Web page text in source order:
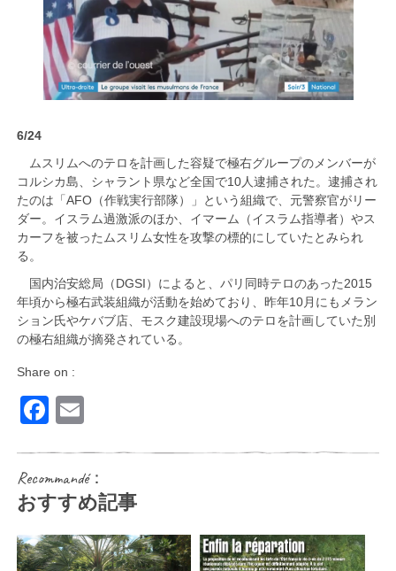
6/24
ムスリムへのテロを計画した容疑で極右グループのメンバーが
コルシカ島、シャラント県など全国で10人逮捕された。逮捕され
たのは「AFO（作戦実行部隊）」という組織で、元警察官がリー
ダー。イスラム過激派のほか、イマーム（イスラム指導者）やス
カーフを被ったムスリム女性を攻撃の標的にしていたとみられ
る。
国内治安総局（DGSI）によると、パリ同時テロのあった2015
年頃から極右武装組織が活動を始めており、昨年10月にもメラン
ション氏やケバブ店、モスク建設現場へのテロを計画していた別
の極右組織が摘発されている。
Share on :
Facebook
Recommandé：
おすすめ記事